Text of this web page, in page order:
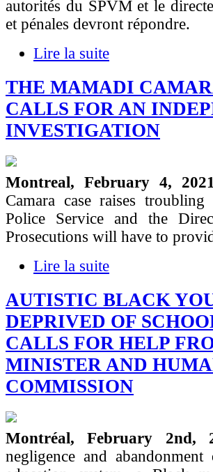
autorités du SPVM et le
et pénales devront répondre.
Lire la suite
THE MAMADI
CALLS FOR AN
INVESTIGATION
Montreal, February 4,
Camara case raises
Police Service and the
Prosecutions will have to
Lire la suite
AUTISTIC BLACK
DEPRIVED OF
CALLS FOR HELP
MINISTER AND
COMMISSION
Montréal, February 2nd,
negligence and